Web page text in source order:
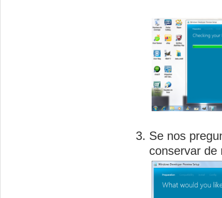
Se nos
conservar de